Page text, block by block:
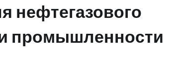
нефтегазового
промышленности